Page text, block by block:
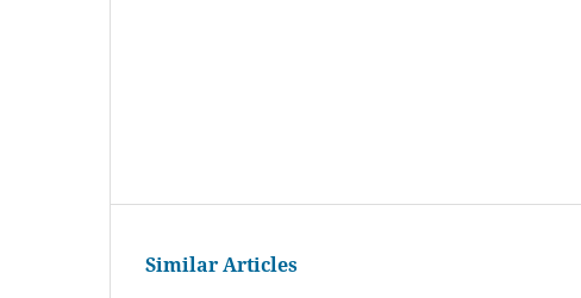
Similar Articles